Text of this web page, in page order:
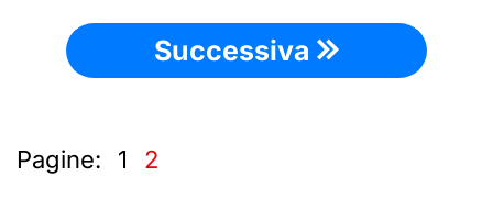
Successiva
Pagine: 1 2